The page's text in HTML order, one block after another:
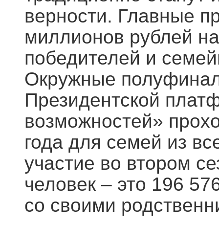
верности. Главные
миллионов рублей
победителей и
Окружные
Президентской
возможностей»
года для семей из
участие во втором
человек – это 196
со своими